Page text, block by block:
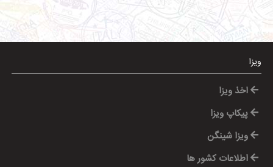
ویزا
اخذ ویزا
پیکاپ ویزا
ویزا شینگن
اطلاعات کشور ها